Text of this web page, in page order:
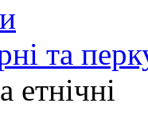
та
етнічні